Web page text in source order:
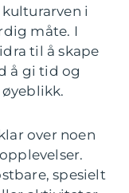
i
måte. I
til å skape
å gi tid og
over noen
spesielt